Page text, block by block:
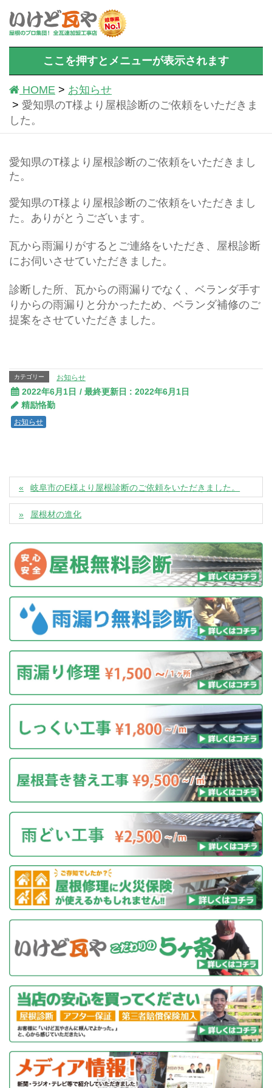
ここを押すとメニューが表示されます
HOME
お知らせ
愛知県のT様より屋根診断のご依頼をいただきま
した。
愛知県のT様より屋根診断のご依頼をいただきまし
た。
愛知県のT様より屋根診断のご依頼をいただきまし
た。ありがとうございます。
瓦から雨漏りがするとご連絡をいただき、屋根診断
にお伺いさせていただきました。
診断した所、瓦からの雨漏りでなく、ベランダ手す
りからの雨漏りと分かったため、ベランダ補修のご
提案をさせていただきました。
カテゴリー お知らせ
2022年6月1日 / 最終更新日 : 2022年6月1日
精励恪勤
お知らせ
岐阜市のE様より屋根診断のご依頼をいただきました。
屋根材の進化